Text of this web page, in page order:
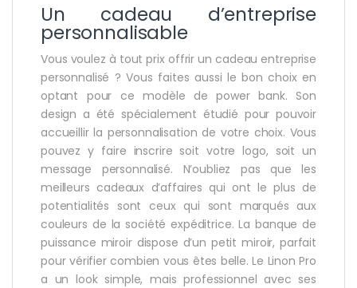
Un cadeau d’entreprise
personnalisable
Vous voulez à tout prix offrir un cadeau entreprise
personnalisé ? Vous faites aussi le bon choix en
optant pour ce modèle de power bank. Son
design a été spécialement étudié pour pouvoir
accueillir la personnalisation de votre choix. Vous
pouvez y faire inscrire soit votre logo, soit un
message personnalisé. N’oubliez pas que les
meilleurs cadeaux d’affaires qui ont le plus de
potentialités sont ceux qui sont marqués aux
couleurs de la société expéditrice. La banque de
puissance miroir dispose d’un petit miroir, parfait
pour vérifier combien vous êtes belle. Le Linon Pro
a un look simple, mais professionnel avec ses